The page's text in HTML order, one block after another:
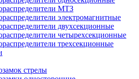
МТЗ
электромагнитные
двухсекционные
четырехсекционные
трехсекционные
стрелы